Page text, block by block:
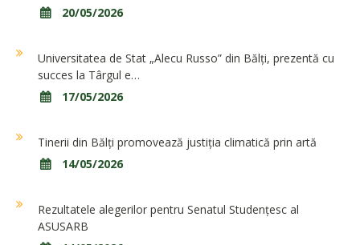
20/05/2026
Universitatea de Stat „Alecu Russo” din Bălți, prezentă cu
succes la Târgul e…
17/05/2026
Tinerii din Bălți promovează justiția climatică prin artă
14/05/2026
Rezultatele alegerilor pentru Senatul Studențesc al
ASUSARB